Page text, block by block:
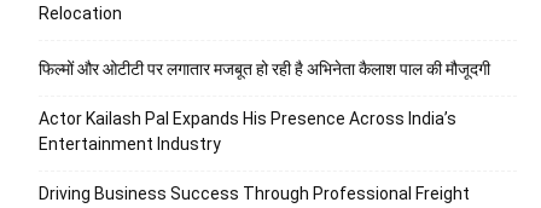
Relocation
फिल्मों और ओटीटी पर लगातार मजबूत हो रही है अभिनेता कैलाश पाल की मौजूदगी
Actor Kailash Pal Expands His Presence Across India’s
Entertainment Industry
Driving Business Success Through Professional Freight